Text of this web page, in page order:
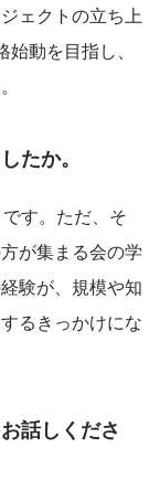
ェクトの立ち上
動を目指し、
たか。
す。ただ、そ
が集まる会の学
験が、規模や知
るきっかけにな
話しくださ